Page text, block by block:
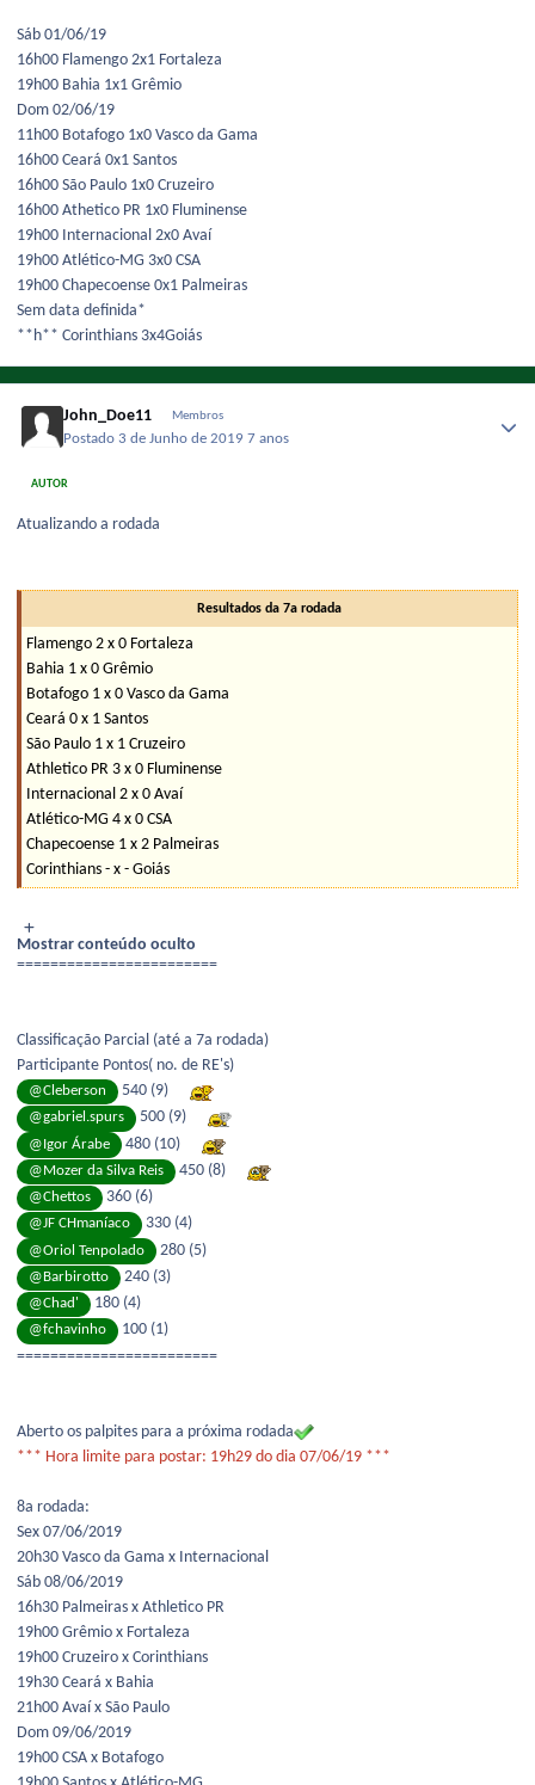
Sáb 01/06/ 19
16h00 Flamengo 2x1 Fortaleza
19h00 Bahia 1x1 Grêmio
Dom 02/06/19
11h00 Botafogo 1x0 Vasco da Gama
16h00 Ceará 0x1 Santos
16h00 São Paulo 1x0 Cruzeiro
16h00 Athetico PR 1x0 Fluminense
19h00 Internacional 2x0 Avaí
19h00 Atlético-MG 3x0 CSA
19h00 Chapecoense 0x1 Palmeiras
Sem data definida*
**h** Corinthians 3x4Goiá s
John_Doe11 Membros
Postado 3 de Junho de 20197 anos
AUTOR
Atualizando a rodada
Resultados da 7a rodada
Flamengo 2 x 0 Fortaleza
Bahia 1 x 0 Grêmio
Botafogo 1 x 0 Vasco da Gama
Ceará 0 x 1 Santos
São Paulo 1 x 1 Cruzeiro
Athletico PR 3 x 0 Fluminense
Internacional 2 x 0 Avaí
Atlético-MG 4 x 0 CSA
Chapecoense 1 x 2 Palmeiras
Corinthians - x - Goiás
Mostrar conteúdo oculto
========================
Classificação Parcial (até a 7a rodada)
Participante Pontos( no. de RE's)
@Cleberson 540 (9)
@gabriel.spurs 500 (9)
@Igor Árabe 480 (10)
@Mozer da Silva Reis 450 (8)
@Chettos 360 (6)
@JF CHmaníaco 330 (4)
@Oriol Tenpolado 280 (5)
@Barbirotto 240 (3)
@Chad' 180 (4)
@fchavinho
100 (1)
========================
Aberto os palpites para a próxima rodada
*** Hora limite para postar: 19h29 do dia 07/06/19 ***
8a rodada:
Sex 07/06/2019
20h30 Vasco da Gama x Internacional
Sáb 08/06/2019
16h30 Palmeiras x Athletico PR
19h00 Grêmio x Fortaleza
19h00 Cruzeiro x Corinthians
19h30 Ceará x Bahia
21h00 Avaí x São Paulo
Dom 09/06/2019
19h00 CSA x Botafogo